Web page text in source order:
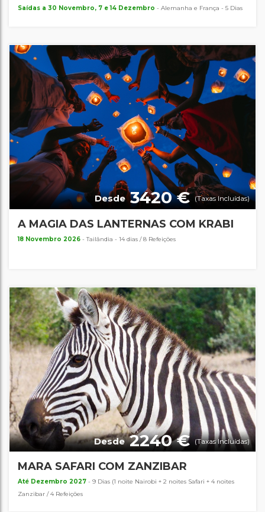
Saídas a 30 Novembro, 7 e 14 Dezembro - Alemanha e França - 5 Dias
Desde3420 €(Taxas Incluídas)
A MAGIA DAS LANTERNAS COM KRABI
18 Novembro 2026 - Tailândia - 14 dias / 8 Refeições
Desde2240 €(Taxas Incluídas)
MARA SAFARI COM ZANZIBAR
Até Dezembro 2027 - 9 Dias (1 noite Nairobi + 2 noites Safari + 4 noites
Zanzibar / 4 Refeições